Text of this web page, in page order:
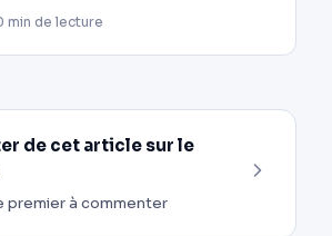
min de lecture
de cet article sur le
premier à commenter